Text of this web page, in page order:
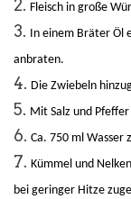
Fleisch in große
In einem Bräter Öl
anbraten.
Die Zwiebeln
Mit Salz und
Ca. 750 ml Wasser
Kümmel und
bei geringer Hitze